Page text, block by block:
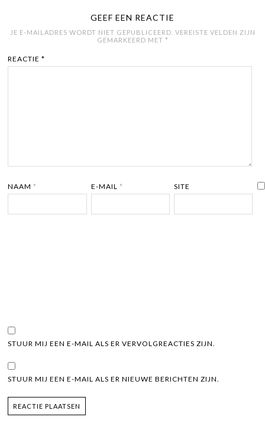
GEEF EEN REACTIE
JE E-MAILADRES WORDT NIET GEPUBLICEERD. VEREISTE VELDEN ZIJN
GEMARKEERD MET *
REACTIE*
NAAM * E-MAIL * SITE
STUUR MIJ EEN E-MAIL ALS ER VERVOLGREACTIES ZIJN.
STUUR MIJ EEN E-MAIL ALS ER NIEUWE BERICHTEN ZIJN.